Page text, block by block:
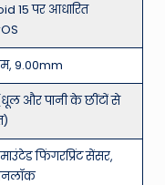
15 पर आधारित
9.00mm
और पानी के छींटों से
फिंगरप्रिंट सेंसर,